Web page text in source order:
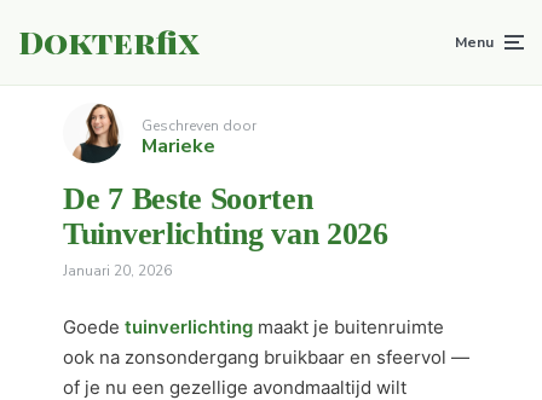
Dokterfix Menu
Geschreven door
Marieke
De 7 Beste Soorten
Tuinverlichting van 2026
Januari 20, 2026
Goede tuinverlichting maakt je buitenruimte
ook na zonsondergang bruikbaar en sfeervol —
of je nu een gezellige avondmaaltijd wilt